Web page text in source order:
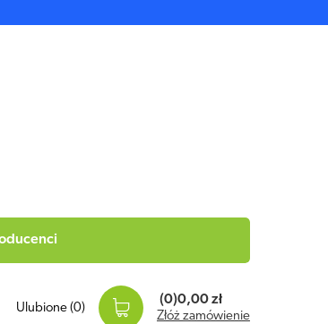
Ulubione (0)
(0)0,00 zł
Złóż zamówienie